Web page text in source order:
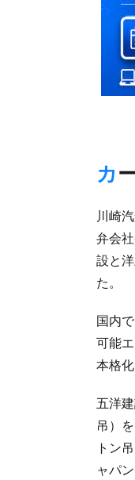
川崎
弁会
設と
た。
国内
可能
本格化
五洋
吊）
トン
ャパ